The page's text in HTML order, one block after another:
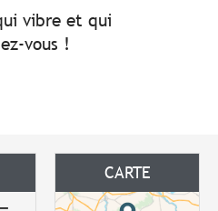
vibre et qui
vous !
CARTE